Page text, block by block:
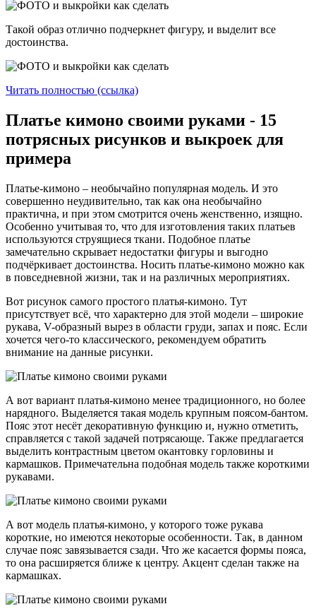
Такой образ отлично подчеркнет фигуру, и выделит все
достоинства.
Читать полностью (ссылка)
Платье кимоно своими руками - 15
потрясных рисунков и выкроек для
примера
Платье-кимоно – необычайно популярная модель. И это
совершенно неудивительно, так как она необычайно
практична, и при этом смотрится очень женственно, изящно.
Особенно учитывая то, что для изготовления таких платьев
используются струящиеся ткани. Подобное платье
замечательно скрывает недостатки фигуры и выгодно
подчёркивает достоинства. Носить платье-кимоно можно как
в повседневной жизни, так и на различных мероприятиях.
Вот рисунок самого простого платья-кимоно. Тут
присутствует всё, что характерно для этой модели – широкие
рукава, V-образный вырез в области груди, запах и пояс. Если
хочется чего-то классического, рекомендуем обратить
внимание на данные рисунки.
А вот вариант платья-кимоно менее традиционного, но более
нарядного. Выделяется такая модель крупным поясом-бантом.
Пояс этот несёт декоративную функцию и, нужно отметить,
справляется с такой задачей потрясающе. Также предлагается
выделить контрастным цветом окантовку горловины и
кармашков. Примечательна подобная модель также короткими
рукавами.
А вот модель платья-кимоно, у которого тоже рукава
короткие, но имеются некоторые особенности. Так, в данном
случае пояс завязывается сзади. Что же касается формы пояса,
то она расширяется ближе к центру. Акцент сделан также на
кармашках.